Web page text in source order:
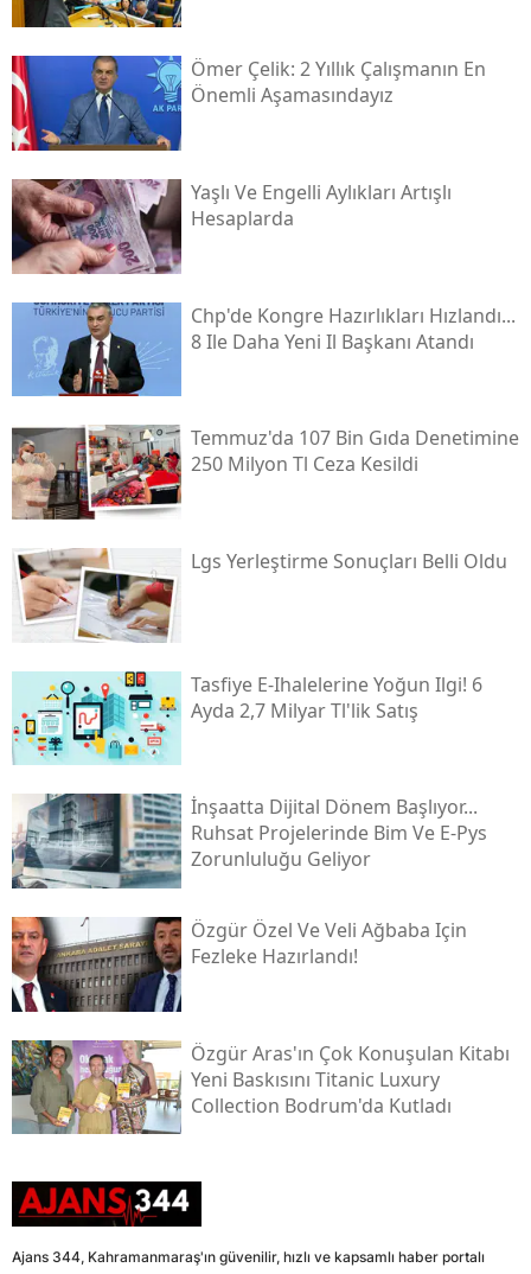
Ömer Çelik: 2 Yıllık Çalışmanın En
Önemli Aşamasındayız
Yaşlı Ve Engelli Aylıkları Artışlı
Hesaplarda
Chp'de Kongre Hazırlıkları Hızlandı...
8 Ile Daha Yeni Il Başkanı Atandı
Temmuz'da 107 Bin Gıda Denetimine
250 Milyon Tl Ceza Kesildi
Lgs Yerleştirme Sonuçları Belli Oldu
Tasfiye E-Ihalelerine Yoğun Ilgi! 6
Ayda 2,7 Milyar Tl'lik Satış
İnşaatta Dijital Dönem Başlıyor...
Ruhsat Projelerinde Bim Ve E-Pys
Zorunluluğu Geliyor
Özgür Özel Ve Veli Ağbaba Için
Fezleke Hazırlandı!
Özgür Aras'ın Çok Konuşulan Kitabı
Yeni Baskısını Titanic Luxury
Collection Bodrum'da Kutladı
Ajans 344, Kahramanmaraş'ın güvenilir, hızlı ve kapsamlı haber portalı